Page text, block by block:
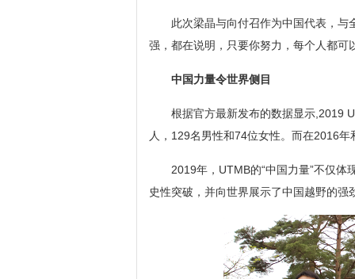
此次梁晶与向付召作为中国代表，
强，都在说明，只要你努力，每个人都可
中国力量令世界侧目
根据官方最新发布的数据显示,2019
人，129名男性和74位女性。而在2016
2019年，UTMB的“中国力量”不仅
史性突破，并向世界展示了中国越野的